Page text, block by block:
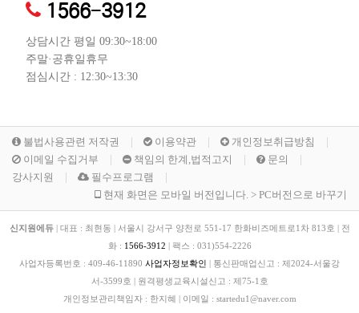
1566-3912
상담시간 평일 09:30~18:00
주말·공휴일휴무
점심시간 : 12:30~13:30
불법사용관련 저작권 이용약관
개인정보취급방침
이메일 수집거부
책임의 한계,법적고지
문의
강사지원
필수프로그램
현재 화면은 모바일 버전입니다. > PC버전으로 바꾸기
신지원에듀 |대표 : 최현동 |서울시 강서구 양천로 551-17 한화비즈메트로1차 813호 |전
화 : 1566-3912 |팩스 : 031)554-2226
사업자등록번호 : 409-46-11890 사업자정보확인 | 통신판매업신고 : 제2024-서울강
서-3599호 |원격평생교육시설신고 : 제75-1호
개인정보관리책임자 : 한지혜 |이메일 : startedu1@naver.com